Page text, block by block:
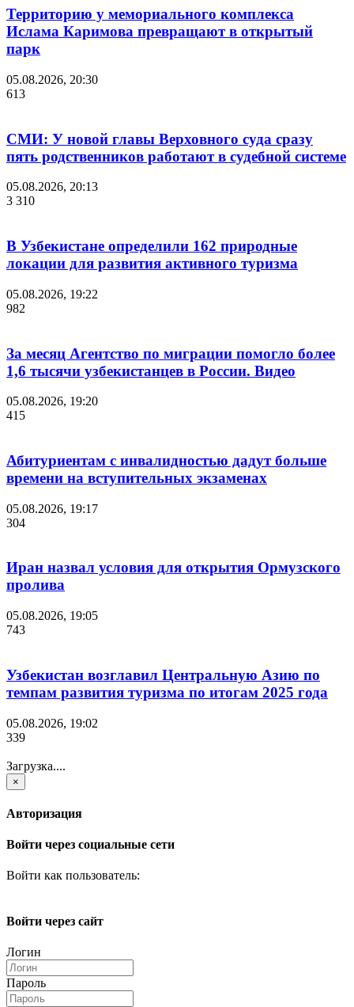
Территорию у мемориального комплекса
Ислама Каримова превращают в открытый
парк
05.08.2026, 20:30
613
СМИ: У новой главы Верховного суда сразу
пять родственников работают в судебной системе
05.08.2026, 20:13
3 310
В Узбекистане определили 162 природные
локации для развития активного туризма
05.08.2026, 19:22
982
За месяц Агентство по миграции помогло более
1,6 тысячи узбекистанцев в России. Видео
05.08.2026, 19:20
415
Абитуриентам с инвалидностью дадут больше
времени на вступительных экзаменах
05.08.2026, 19:17
304
Иран назвал условия для открытия Ормузского
пролива
05.08.2026, 19:05
743
Узбекистан возглавил Центральную Азию по
темпам развития туризма по итогам 2025 года
05.08.2026, 19:02
339
Загрузка....
×
Авторизация
Войти через социальные сети
Войти как пользователь:
Войти через сайт
Логин
Пароль